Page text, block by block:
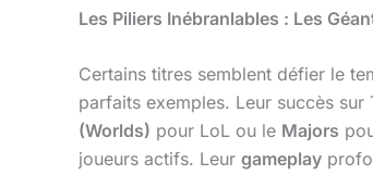
Les Piliers Inébranlables : Les
Certains titres semblent défier le
parfaits exemples. Leur succès
(Worlds) pour LoL ou le Majors
joueurs actifs. Leur gameplay